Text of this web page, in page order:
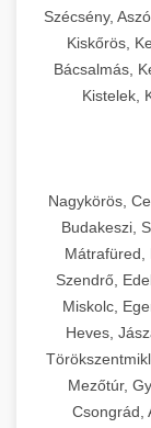
Szécsény,
Kiskőrös,
Bácsalmás,
Kistelek,
Nagykörös,
Budakeszi,
Mátrafüred,
Szendrő,
Miskolc,
Heves,
Mezőtúr,
Csongrád,